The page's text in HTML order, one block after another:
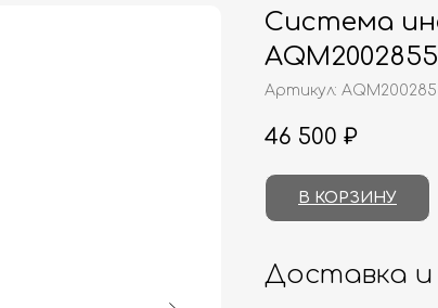
Система
Артикул:
46 500 ₽
В КОРЗИНУ
Доставка